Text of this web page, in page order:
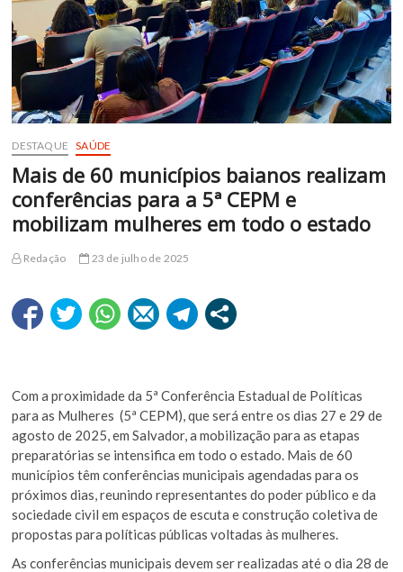
DESTAQUE SAÚDE
Mais de 60 municípios baianos realizam
conferências para a 5ª CEPM e
mobilizam mulheres em todo o estado
Redação 23 de julho de 2025
Com a proximidade da 5ª Conferência Estadual de Políticas
para as Mulheres (5ª CEPM), que será entre os dias 27 e 29 de
agosto de 2025, em Salvador, a mobilização para as etapas
preparatórias se intensifica em todo o estado. Mais de 60
municípios têm conferências municipais agendadas para os
próximos dias, reunindo representantes do poder público e da
sociedade civil em espaços de escuta e construção coletiva de
propostas para políticas públicas voltadas às mulheres.
As conferências municipais devem ser realizadas até o dia 28 de